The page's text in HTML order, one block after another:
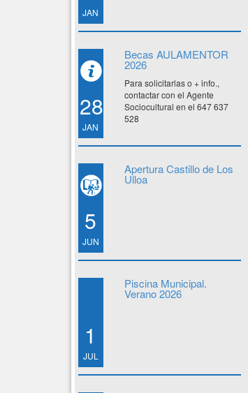
JAN
28
JAN
Becas AULAMENTOR
2026
Para solicitarlas o + info.,
contactar con el Agente
Sociocultural en el 647 637
528
5
JUN
Apertura Castillo de Los
Ulloa
1
JUL
Piscina Municipal.
Verano 2026